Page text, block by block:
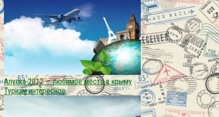
Алупка 2012 — любимое место в крыму
Туризм интересное